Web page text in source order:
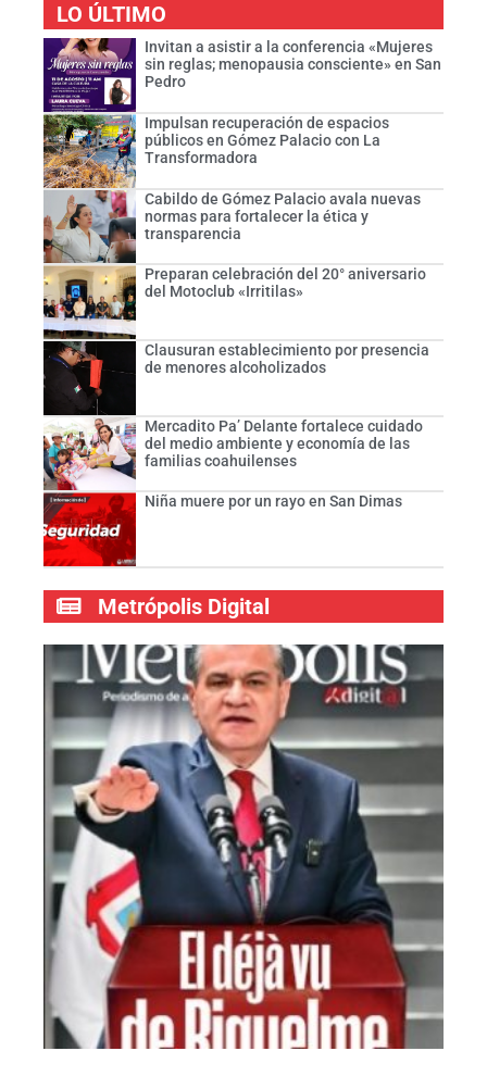
LO ÚLTIMO
Invitan a asistir a la conferencia «Mujeres
sin reglas; menopausia consciente» en San
Pedro
Impulsan recuperación de espacios
públicos en Gómez Palacio con La
Transformadora
Cabildo de Gómez Palacio avala nuevas
normas para fortalecer la ética y
transparencia
Preparan celebración del 20° aniversario
del Motoclub «Irritilas»
Clausuran establecimiento por presencia
de menores alcoholizados
Mercadito Pa’ Delante fortalece cuidado
del medio ambiente y economía de las
familias coahuilenses
Niña muere por un rayo en San Dimas
Metrópolis Digital